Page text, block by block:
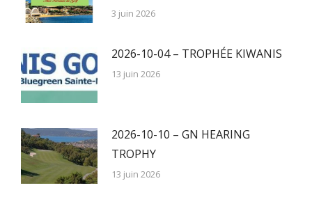
3 juin 2026
2026-10-04 – TROPHÉE KIWANIS
13 juin 2026
2026-10-10 – GN HEARING
TROPHY
13 juin 2026